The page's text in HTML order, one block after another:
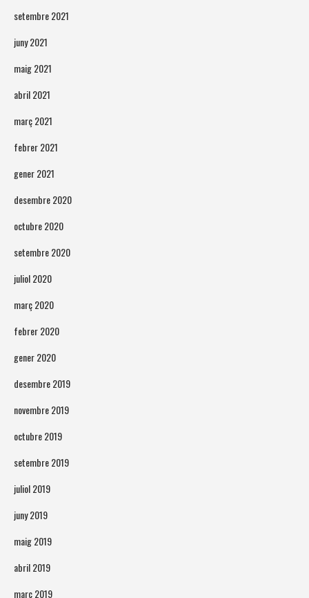
setembre 2021
juny 2021
maig 2021
abril 2021
març 2021
febrer 2021
gener 2021
desembre 2020
octubre 2020
setembre 2020
juliol 2020
març 2020
febrer 2020
gener 2020
desembre 2019
novembre 2019
octubre 2019
setembre 2019
juliol 2019
juny 2019
maig 2019
abril 2019
març 2019